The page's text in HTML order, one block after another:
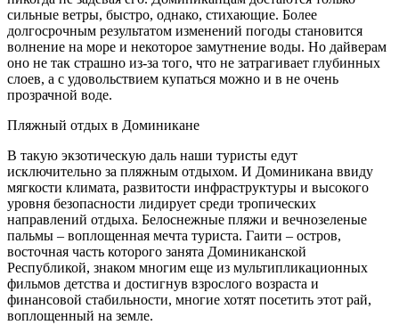
сильные ветры, быстро, однако, стихающие. Более
долгосрочным результатом изменений погоды становится
волнение на море и некоторое замутнение воды. Но дайверам
оно не так страшно из-за того, что не затрагивает глубинных
слоев, а с удовольствием купаться можно и в не очень
прозрачной воде.
Пляжный отдых в Доминикане
В такую экзотическую даль наши туристы едут
исключительно за пляжным отдыхом. И Доминикана ввиду
мягкости климата, развитости инфраструктуры и высокого
уровня безопасности лидирует среди тропических
направлений отдыха. Белоснежные пляжи и вечнозеленые
пальмы – воплощенная мечта туриста. Гаити – остров,
восточная часть которого занята Доминиканской
Республикой, знаком многим еще из мультипликационных
фильмов детства и достигнув взрослого возраста и
финансовой стабильности, многие хотят посетить этот рай,
воплощенный на земле.